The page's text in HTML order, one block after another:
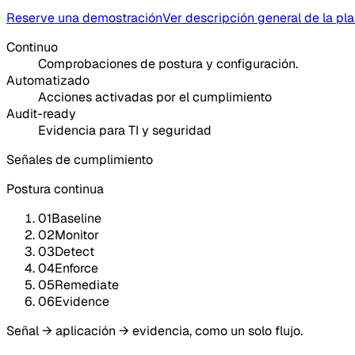
Reserve una demostraciónVer descripción general de la
Continuo
Comprobaciones de postura y configuración.
Automatizado
Acciones activadas por el cumplimiento
Audit-ready
Evidencia para TI y seguridad
Señales de cumplimiento
Postura continua
01Baseline
02Monitor
03Detect
04Enforce
05Remediate
06Evidence
Señal → aplicación → evidencia, como un solo flujo.